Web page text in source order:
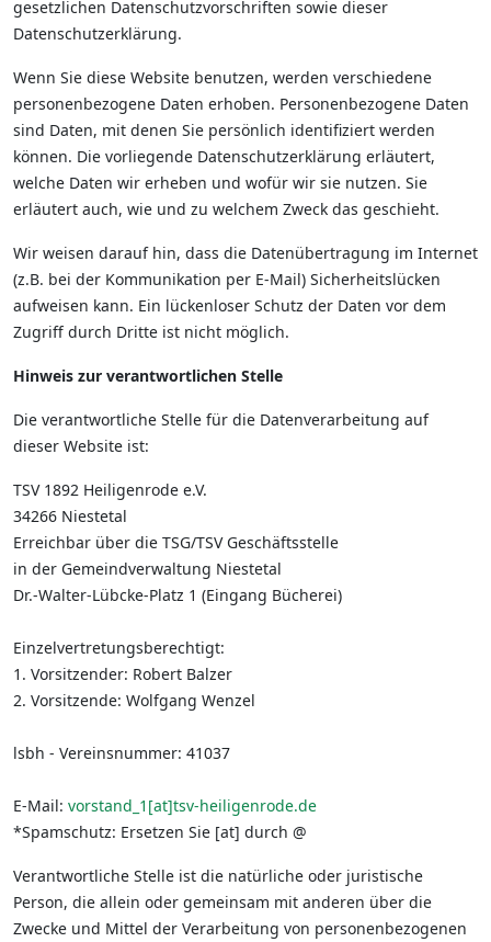
gesetzlichen Datenschutzvorschriften sowie dieser
Datenschutzerklärung.
Wenn Sie diese Website benutzen, werden verschiedene
personenbezogene Daten erhoben. Personenbezogene Daten
sind Daten, mit denen Sie persönlich identifiziert werden
können. Die vorliegende Datenschutzerklärung erläutert,
welche Daten wir erheben und wofür wir sie nutzen. Sie
erläutert auch, wie und zu welchem Zweck das geschieht.
Wir weisen darauf hin, dass die Datenübertragung im Internet
(z.B. bei der Kommunikation per E-Mail) Sicherheitslücken
aufweisen kann. Ein lückenloser Schutz der Daten vor dem
Zugriff durch Dritte ist nicht möglich.
Hinweis zur verantwortlichen Stelle
Die verantwortliche Stelle für die Datenverarbeitung auf
dieser Website ist:
TSV 1892 Heiligenrode e.V.
34266 Niestetal
Erreichbar über die TSG/TSV Geschäftsstelle
in der Gemeindverwaltung Niestetal
Dr.-Walter-Lübcke-Platz 1 (Eingang Bücherei)
Einzelvertretungsberechtigt:
1. Vorsitzender: Robert Balzer
2. Vorsitzende: Wolfgang Wenzel
lsbh - Vereinsnummer: 41037
E-Mail: vorstand_1[at]tsv-heiligenrode.de
*Spamschutz: Ersetzen Sie [at] durch @
Verantwortliche Stelle ist die natürliche oder juristische
Person, die allein oder gemeinsam mit anderen über die
Zwecke und Mittel der Verarbeitung von personenbezogenen